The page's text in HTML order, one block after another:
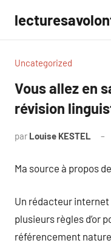
contenu
Uncategorized
Vous allez en
révision
par Louise KESTEL
Ma source à propos de
Un rédacteur
plusieurs règles d’or
référencement